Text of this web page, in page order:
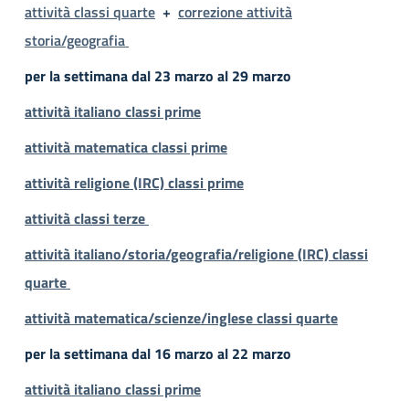
attività classi quarte + correzione attività
storia/geografia
per la settimana dal 23 marzo al 29 marzo
attività italiano classi prime
attività matematica classi prime
attività religione (IRC) classi prime
attività classi terze
attività italiano/storia/geografia/religione (IRC) classi
quarte
attività matematica/scienze/inglese classi quarte
per la settimana dal 16 marzo al 22 marzo
attività italiano classi prime